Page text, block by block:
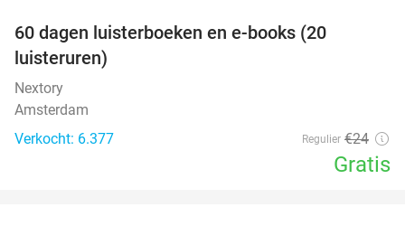
60 dagen luisterboeken en e-books (20
luisteruren)
Nextory
Amsterdam
Verkocht: 6.377
Regulier €24
Gratis